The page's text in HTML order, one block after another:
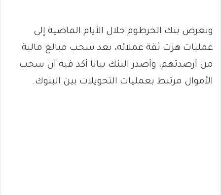
وتعرض بنك الخرطوم خلال الأيام الماضية إلى
عمليات هزت ثقة عملائه، بعد سحب مبالغ مالية
من أرصدتهم، وأصدر البنك بيانا أكد فيه أن سحب
الأموال مرتبط بعمليات التحويلات بين البنوك.